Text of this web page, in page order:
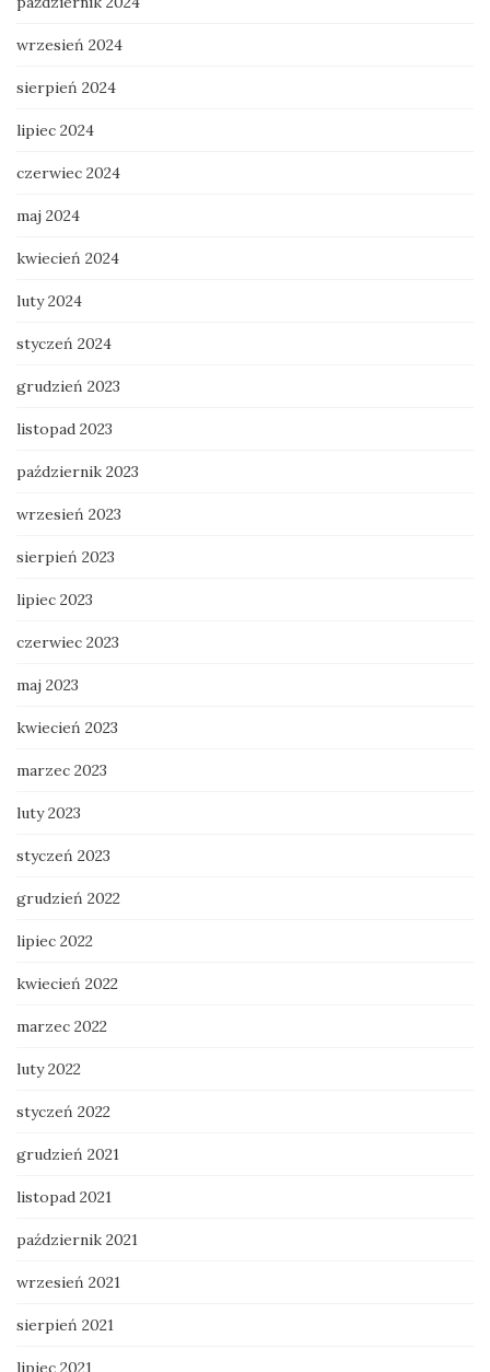
wrzesień 2024
sierpień 2024
lipiec 2024
czerwiec 2024
maj 2024
kwiecień 2024
luty 2024
styczeń 2024
grudzień 2023
listopad 2023
październik 2023
wrzesień 2023
sierpień 2023
lipiec 2023
czerwiec 2023
maj 2023
kwiecień 2023
marzec 2023
luty 2023
styczeń 2023
grudzień 2022
lipiec 2022
kwiecień 2022
marzec 2022
luty 2022
styczeń 2022
grudzień 2021
listopad 2021
październik 2021
wrzesień 2021
sierpień 2021
lipiec 2021